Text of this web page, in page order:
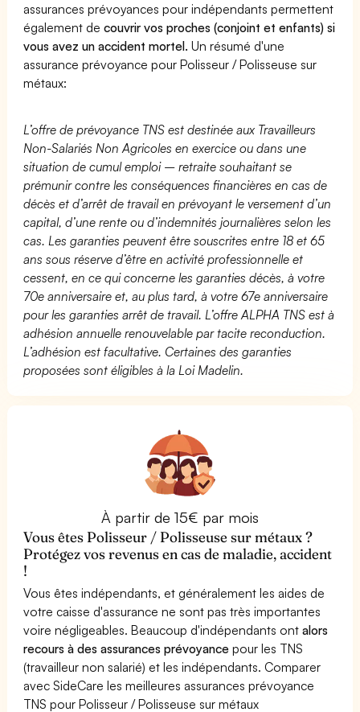
assurances prévoyances pour indépendants permettent
également decouvrir vos proches (conjoint et enfants) si
vous avez un accident mortel. Un résumé d'une
assurance prévoyance pour Polisseur / Polisseuse sur
métaux:
L’offre de prévoyance TNS est destinée aux Travailleurs
Non-Salariés Non Agricoles en exercice ou dans une
situation de cumul emploi – retraite souhaitant se
prémunir contre les conséquences financières en cas de
décès et d’arrêt de travail en prévoyant le versement d’un
capital, d’une rente ou d’indemnités journalières selon les
cas. Les garanties peuvent être souscrites entre 18 et 65
ans sous réserve d’être en activité professionnelle et
cessent, en ce qui concerne les garanties décès, à votre
70e anniversaire et, au plus tard, à votre 67e anniversaire
pour les garanties arrêt de travail. L’offre ALPHA TNS est à
adhésion annuelle renouvelable par tacite reconduction.
L’adhésion est facultative. Certaines des garanties
proposées sont éligibles à la Loi Madelin.
À partir de 15€ par mois
Vous êtes Polisseur / Polisseuse sur métaux ?
Protégez vos revenus en cas de maladie, accident
!
Vous êtes indépendants, et généralement les aides de
votre caisse d'assurance ne sont pas très importantes
voire négligeables. Beaucoup d'indépendants ontalors
recours à des assurances prévoyance pour les TNS
(travailleur non salarié) et les indépendants. Comparer
avec SideCare les meilleures assurances prévoyance
TNS pour Polisseur / Polisseuse sur métaux